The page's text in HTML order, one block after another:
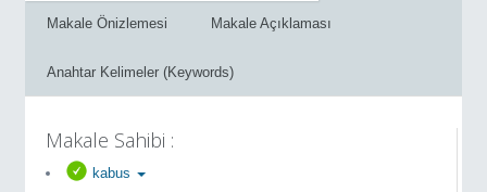
Makale Önizlemesi Makale Açıklaması
Anahtar Kelimeler (Keywords)
Makale Sahibi :
kabus